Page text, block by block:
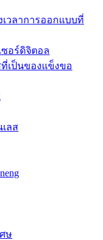
เวลาการออกแบบที่
ซอร์ดิจิตอล
เป็นของแข็งขอ
เลส
ษ